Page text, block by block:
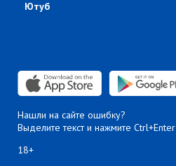
Ютуб
Нашли на сайте ошибку?
Выделите текст и нажмите Ctrl+Enter
18+